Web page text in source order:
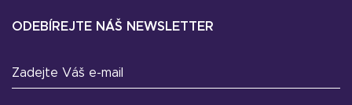
ODEBÍREJTE NÁŠ NEWSLETTER
Zadejte Váš e-mail